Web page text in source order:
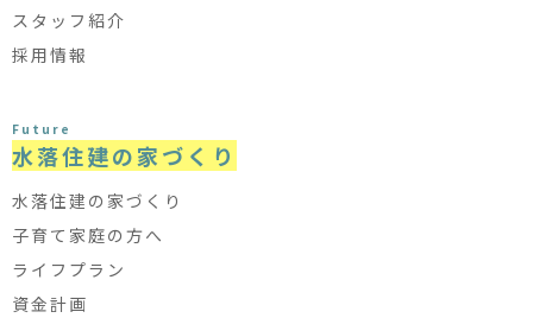
スタッフ紹介
採用情報
Future
水落住建の家づくり
水落住建の家づくり
子育て家庭の方へ
ライフプラン
資金計画